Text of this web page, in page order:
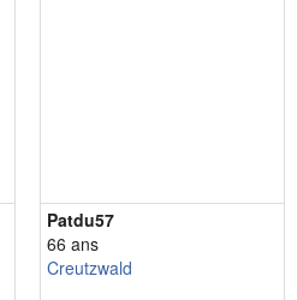
Patdu57
66 ans
Creutzwald